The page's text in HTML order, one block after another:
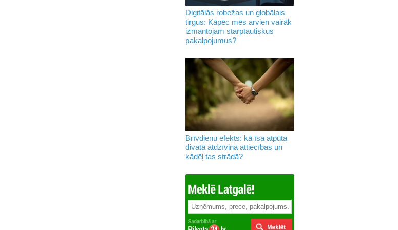
Digitālās robežas un globālais
tirgus: Kāpēc mēs arvien vairāk
izmantojam starptautiskus
pakalpojumus?
Brīvdienu efekts: kā īsa atpūta
divatā atdzīvina attiecības un
kādēļ tas strādā?